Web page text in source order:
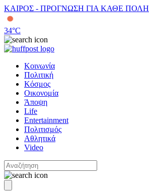
ΚΑΙΡΟΣ - ΠΡΟΓΝΩΣΗ ΓΙΑ ΚΑΘΕ ΠΟΛΗ
34°C
Κοινωνία
Πολιτική
Κόσμος
Οικονομία
Άποψη
Life
Entertainment
Πολιτισμός
Αθλητικά
Video